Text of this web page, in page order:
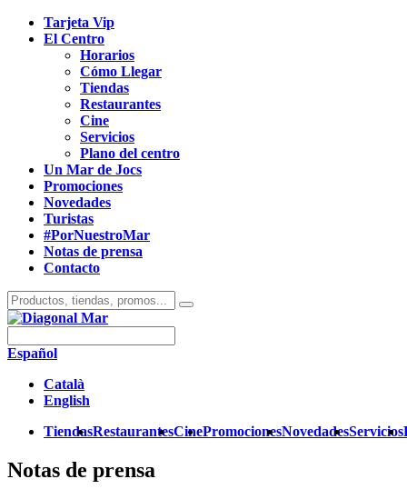
Tarjeta Vip
El Centro
Horarios
Cómo Llegar
Tiendas
Restaurantes
Cine
Servicios
Plano del centro
Un Mar de Jocs
Promociones
Novedades
Turistas
#PorNuestroMar
Notas de prensa
Contacto
Español
Català
English
TiendasRestaurantesCinePromocionesNovedadesServicios
Notas de prensa